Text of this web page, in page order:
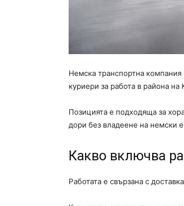
Немска транспортна
куриери за работа в района
Позицията е подходяща за
дори без владеене на немски
Какво включва
Работата е свързана с